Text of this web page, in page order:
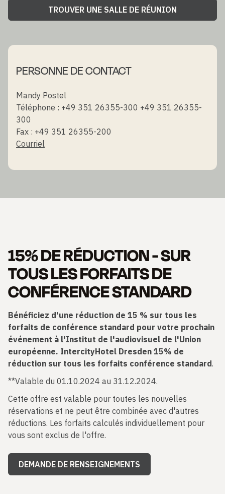
TROUVER UNE SALLE DE RÉUNION
PERSONNE DE CONTACT
Mandy Postel
Téléphone : +49 351 26355-300 +49 351 26355-
300
Fax : +49 351 26355-200
Courriel
15% DE RÉDUCTION - SUR
TOUS LES FORFAITS DE
CONFÉRENCE STANDARD
Bénéficiez d'une réduction de 15 % sur tous les
forfaits de conférence standard pour votre prochain
événement à l'Institut de l'audiovisuel de l'Union
européenne. IntercityHotel Dresden 15% de
réduction sur tous les forfaits conférence standard.
**Valable du 01.10.2024 au 31.12.2024.
Cette offre est valable pour toutes les nouvelles
réservations et ne peut être combinée avec d'autres
réductions. Les forfaits calculés individuellement pour
vous sont exclus de l'offre.
DEMANDE DE RENSEIGNEMENTS